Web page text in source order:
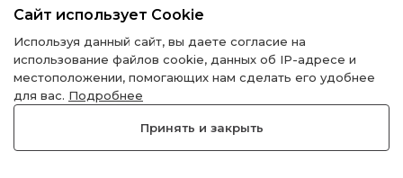
информационный характер и ни при каких условиях не является
публичной офертой в соответствии с п. 2 ст. 437 ГК РФ.
спецтехники.
Политика конфиденциальности
Сайт использует Cookie
Используя данный сайт, вы даете согласие на
использование файлов cookie, данных об IP-адресе и
местоположении, помогающих нам сделать его удобнее
для вас. Подробнее
Принять и закрыть